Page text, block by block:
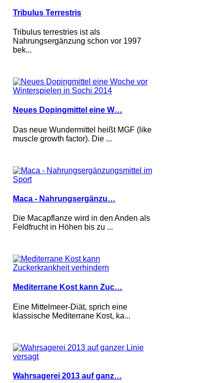
Tribulus Terrestris
Tribulus terrestries ist als
Nahrungsergänzung schon vor 1997
bek...
Neues Dopingmittel eine W…
Das neue Wundermittel heißt MGF (like
muscle growth factor). Die ...
Maca - Nahrungsergänzu…
Die Macapflanze wird in den Anden als
Feldfrucht in Höhen bis zu ...
Mediterrane Kost kann Zuc…
Eine Mittelmeer-Diät, sprich eine
klassische Mediterrane Kost, ka...
Wahrsagerei 2013 auf ganz…